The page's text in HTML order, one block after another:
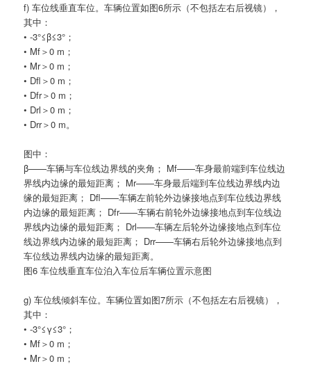
f) 车位线垂直车位。车辆位置如图6所示（不包括左右后视镜），
其中：
• -3°≤β≤3°；
• Mf＞0 m；
• Mr＞0 m；
• Dfl＞0 m；
• Dfr＞0 m；
• Drl＞0 m；
• Drr＞0 m。
图中：
β——车辆与车位线边界线的夹角； Mf——车身最前端到车位线边
界线内边缘的最短距离； Mr——车身最后端到车位线边界线内边
缘的最短距离； Dfl——车辆左前轮外边缘接地点到车位线边界线
内边缘的最短距离； Dfr——车辆右前轮外边缘接地点到车位线边
界线内边缘的最短距离； Drl——车辆左后轮外边缘接地点到车位
线边界线内边缘的最短距离； Drr——车辆右后轮外边缘接地点到
车位线边界线内边缘的最短距离。
图6 车位线垂直车位泊入车位后车辆位置示意图
g) 车位线倾斜车位。车辆位置如图7所示（不包括左右后视镜），
其中：
• -3°≤γ≤3°；
• Mf＞0 m；
• Mr＞0 m；